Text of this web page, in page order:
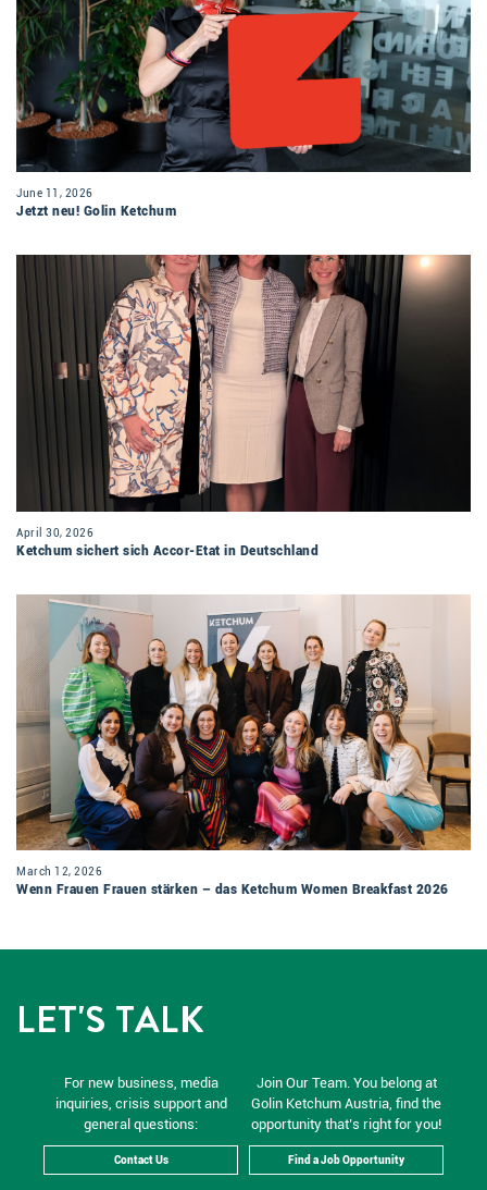
June 11, 2026
Jetzt neu! Golin Ketchum
April 30, 2026
Ketchum sichert sich Accor-Etat in Deutschland
March 12, 2026
Wenn Frauen Frauen stärken – das Ketchum Women Breakfast 2026
LET'S TALK
For new business, media
inquiries, crisis support and
general questions:
Contact Us
Join Our Team. You belong at
Golin Ketchum Austria, find the
opportunity that’s right for you!
Find a Job Opportunity